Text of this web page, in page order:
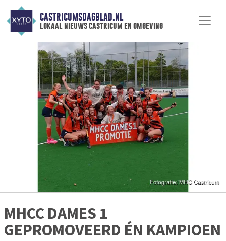
CASTRICUMSDAGBLAD.NL
lokaal nieuws castricum en omgeving
MHCC DAMES 1
GEPROMOVEERD ÉN KAMPIOEN